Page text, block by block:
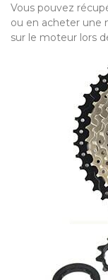
Vous pouvez
ou en acheter une
sur le moteur lors